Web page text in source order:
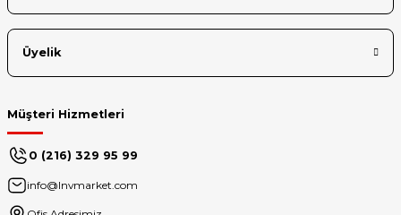
Üyelik
Müşteri Hizmetleri
0 (216) 329 95 99
info@lnvmarket.com